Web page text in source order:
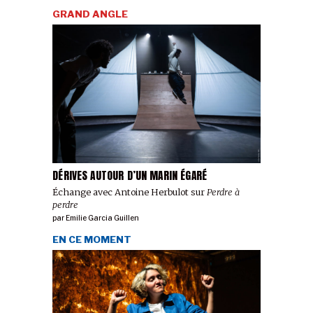
DÉRIVES AUTOUR D’UN MARIN ÉGARÉ
Échange avec Antoine Herbulot surPerdre à
perdre
GRAND ANGLE
par Emilie Garcia Guillen
EN CE MOMENT